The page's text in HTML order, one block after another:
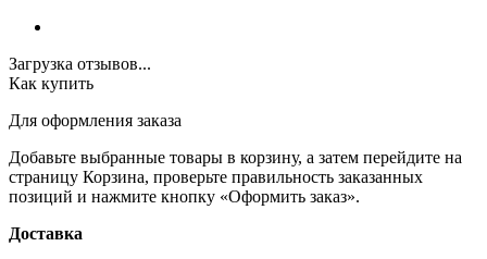
Загрузка отзывов...
Как купить
Для оформления заказа
Добавьте выбранные товары в корзину, а затем перейдите на
страницу Корзина, проверьте правильность заказанных
позиций и нажмите кнопку «Оформить заказ».
Доставка